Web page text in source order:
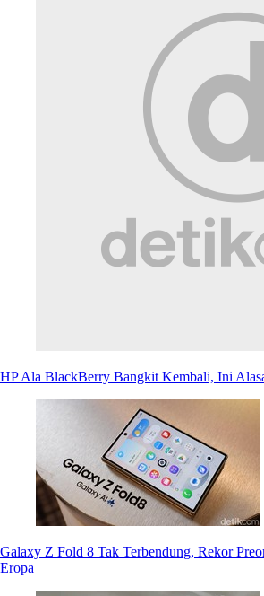
HP Ala BlackBerry Bangkit Kembali, Ini
Galaxy Z Fold 8 Tak Terbendung, Rekor
Eropa